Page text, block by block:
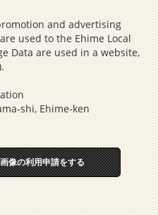
and advertising
used to the Ehime Local
Data are used in a website,
shi, Ehime-ken
像の利用申請をする